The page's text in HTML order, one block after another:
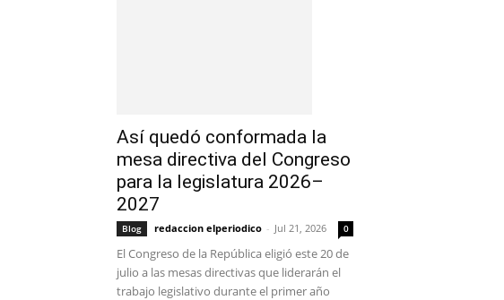
Así quedó conformada la
mesa directiva del Congreso
para la legislatura 2026–
2027
Blog redaccion elperiodico - Jul 21, 2026 0
El Congreso de la República eligió este 20 de
julio a las mesas directivas que liderarán el
trabajo legislativo durante el primer año